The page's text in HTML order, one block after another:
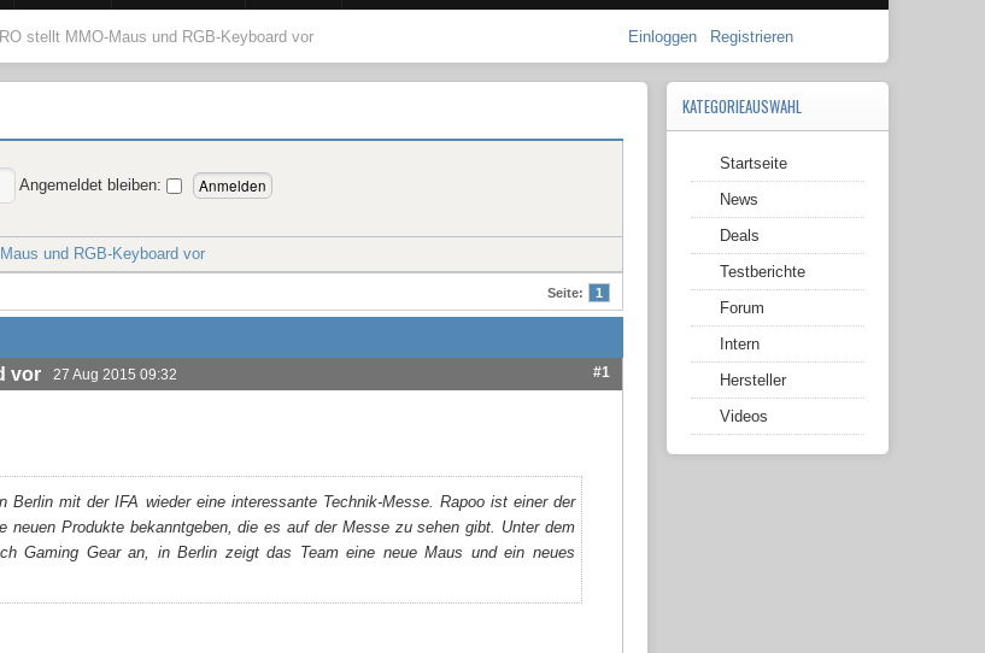
stellt MMO-Maus und RGB-Keyboard vor Einloggen Registrieren
Angemeldet bleiben:
und RGB-Keyboard vor
Seite: 1
vor 27 Aug 2015 09:32 #1
Berlin mit der IFA wieder eine interessante Technik-Messe. Rapoo ist einer der
neuen Produkte bekanntgeben, die es auf der Messe zu sehen gibt. Unter dem
Gaming Gear an, in Berlin zeigt das Team eine neue Maus und ein neues
KATEGORIEAUSWAHL
Startseite
News
Deals
Testberichte
Forum
Intern
Hersteller
Videos